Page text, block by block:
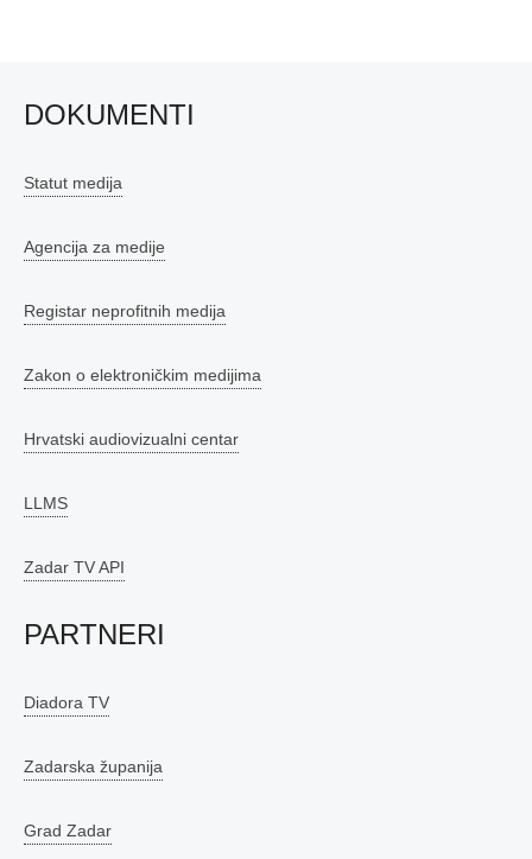
DOKUMENTI
Statut medija
Agencija za medije
Registar neprofitnih medija
Zakon o elektroničkim medijima
Hrvatski audiovizualni centar
LLMS
Zadar TV API
PARTNERI
Diadora TV
Zadarska županija
Grad Zadar